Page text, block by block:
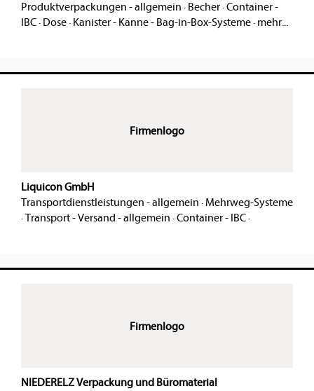
Produktverpackungen - allgemein · Becher·Container -
IBC· Dose· Kanister - Kanne - Bag-in-Box-Systeme· mehr...
Firmenlogo
Liquicon GmbH
Transportdienstleistungen - allgemein · Mehrweg-Systeme
·Transport - Versand - allgemein ·Container - IBC·
Firmenlogo
NIEDERELZ Verpackung und Büromaterial